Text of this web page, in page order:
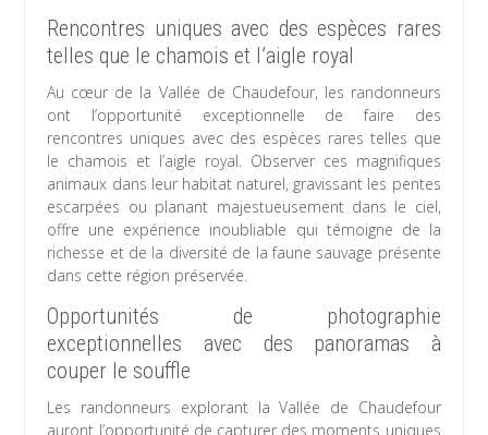
Rencontres uniques avec des espèces rares
telles que le chamois et l’aigle royal
Au cœur de la Vallée de Chaudefour, les randonneurs
ont l’opportunité exceptionnelle de faire des
rencontres uniques avec des espèces rares telles que
le chamois et l’aigle royal. Observer ces magnifiques
animaux dans leur habitat naturel, gravissant les pentes
escarpées ou planant majestueusement dans le ciel,
offre une expérience inoubliable qui témoigne de la
richesse et de la diversité de la faune sauvage présente
dans cette région préservée.
Opportunités de photographie
exceptionnelles avec des panoramas à
couper le souffle
Les randonneurs explorant la Vallée de Chaudefour
auront l’opportunité de capturer des moments uniques